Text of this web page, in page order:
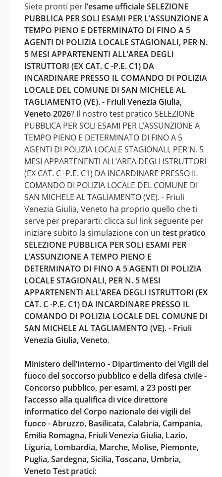
Siete pronti per l’esame ufficiale SELEZIONE
PUBBLICA PER SOLI ESAMI PER L’ASSUNZIONE A
TEMPO PIENO E DETERMINATO DI FINO A 5
AGENTI DI POLIZIA LOCALE STAGIONALI, PER N.
5 MESI APPARTENENTI ALL’AREA DEGLI
ISTRUTTORI (EX CAT. C -P.E. C1) DA
INCARDINARE PRESSO IL COMANDO DI POLIZIA
LOCALE DEL COMUNE DI SAN MICHELE AL
TAGLIAMENTO (VE). - Friuli Venezia Giulia,
Veneto 2026? Il nostro test pratico SELEZIONE
PUBBLICA PER SOLI ESAMI PER L’ASSUNZIONE A
TEMPO PIENO E DETERMINATO DI FINO A 5
AGENTI DI POLIZIA LOCALE STAGIONALI, PER N. 5
MESI APPARTENENTI ALL’AREA DEGLI ISTRUTTORI
(EX CAT. C -P.E. C1) DA INCARDINARE PRESSO IL
COMANDO DI POLIZIA LOCALE DEL COMUNE DI
SAN MICHELE AL TAGLIAMENTO (VE). - Friuli
Venezia Giulia, Veneto ha proprio quello che ti
serve per prepararti: clicca sul link seguente per
iniziare subito la simulazione con un test pratico
SELEZIONE PUBBLICA PER SOLI ESAMI PER
L’ASSUNZIONE A TEMPO PIENO E
DETERMINATO DI FINO A 5 AGENTI DI POLIZIA
LOCALE STAGIONALI, PER N. 5 MESI
APPARTENENTI ALL’AREA DEGLI ISTRUTTORI (EX
CAT. C -P.E. C1) DA INCARDINARE PRESSO IL
COMANDO DI POLIZIA LOCALE DEL COMUNE DI
SAN MICHELE AL TAGLIAMENTO (VE). - Friuli
Venezia Giulia, Veneto.
Ministero dell’Interno - Dipartimento dei Vigili del
fuoco del soccorso pubblico e della difesa civile -
Concorso pubblico, per esami, a 23 posti per
l’accesso alla qualifica di vice direttore
informatico del Corpo nazionale dei vigili del
fuoco - Abruzzo, Basilicata, Calabria, Campania,
Emilia Romagna, Friuli Venezia Giulia, Lazio,
Liguria, Lombardia, Marche, Molise, Piemonte,
Puglia, Sardegna, Sicilia, Toscana, Umbria,
Veneto Test pratici: